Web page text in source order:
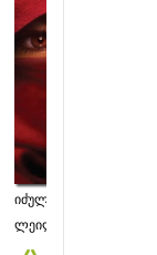
იძულებით
ლეილა